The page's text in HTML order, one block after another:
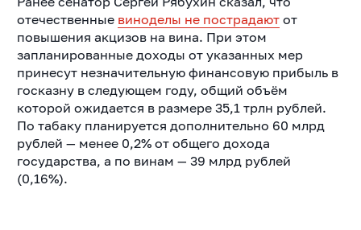
отечественные виноделы не пострадаютот
повышения акцизов на вина. При этом
запланированные доходы от указанных мер
принесут незначительную финансовую прибыль в
госказну в следующем году, общий объём
которой ожидается в размере 35,1 трлн рублей.
По табаку планируется дополнительно 60 млрд
рублей — менее 0,2% от общего дохода
государства, а по винам — 39 млрд рублей
(0,16%).